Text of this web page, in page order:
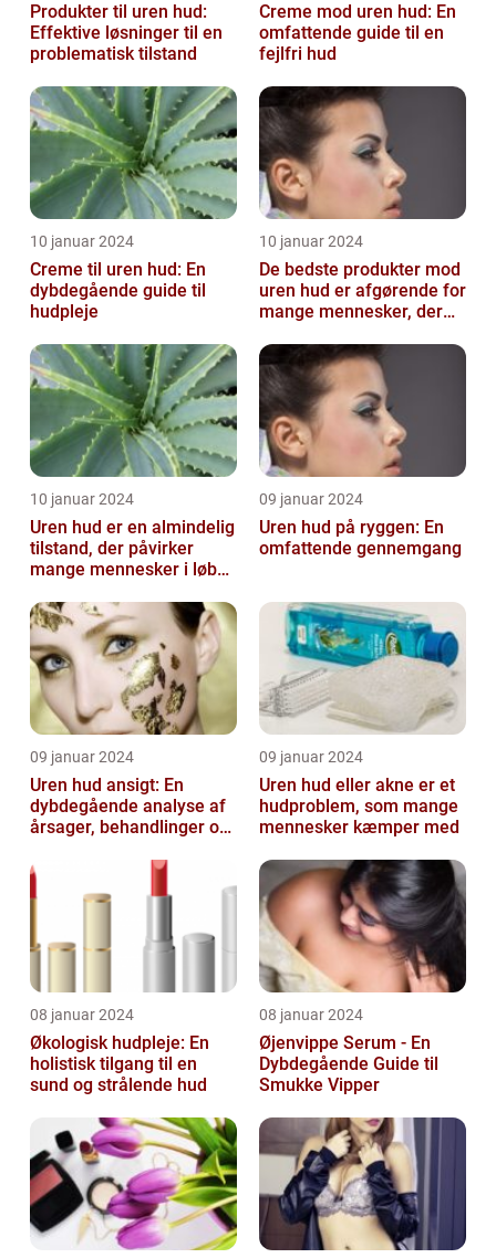
Produkter til uren hud:
Effektive løsninger til en
problematisk tilstand
Creme mod uren hud: En
omfattende guide til en
fejlfri hud
10 januar 2024
Creme til uren hud: En
dybdegående guide til
hudpleje
10 januar 2024
De bedste produkter mod
uren hud er afgørende for
mange mennesker, der
almindelige hu...
10 januar 2024
Uren hud er en almindelig
tilstand, der påvirker
mange mennesker i løbet
09 januar 2024
Uren hud på ryggen: En
omfattende gennemgang
09 januar 2024
Uren hud ansigt: En
dybdegående analyse af
årsager, behandlinger og
09 januar 2024
Uren hud eller akne er et
hudproblem, som mange
mennesker kæmper med
08 januar 2024
Økologisk hudpleje: En
holistisk tilgang til en
sund og strålende hud
08 januar 2024
Øjenvippe Serum - En
Dybdegående Guide til
Smukke Vipper